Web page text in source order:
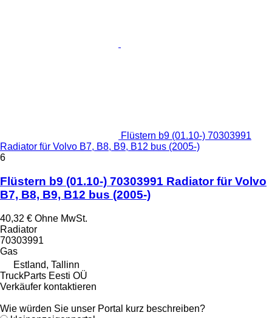
Flüstern b9 (01.10-) 70303991
Radiator für Volvo B7, B8, B9, B12 bus (2005-)
6
Flüstern b9 (01.10-) 70303991 Radiator für Volvo
B7, B8, B9, B12 bus (2005-)
40,32 € Ohne MwSt.
Radiator
70303991
Gas
Estland, Tallinn
TruckParts Eesti OÜ
Verkäufer kontaktieren
Wie würden Sie unser Portal kurz beschreiben?